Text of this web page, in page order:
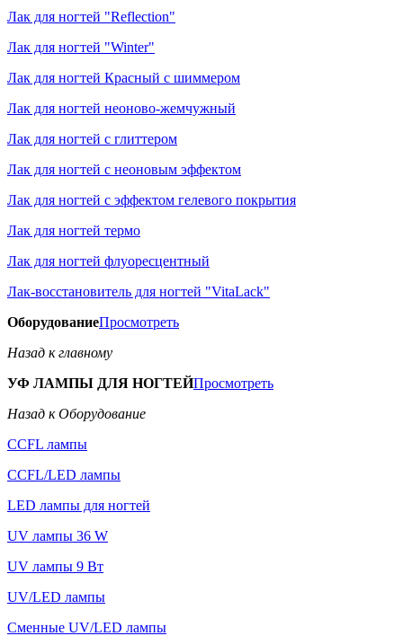
Лак для ногтей "Reflection"
Лак для ногтей "Winter"
Лак для ногтей Красный с шиммером
Лак для ногтей неоново-жемчужный
Лак для ногтей с глиттером
Лак для ногтей с неоновым эффектом
Лак для ногтей с эффектом гелевого покрытия
Лак для ногтей термо
Лак для ногтей флуоресцентный
Лак-восстановитель для ногтей "VitaLack"
ОборудованиеПросмотреть
Назад к главному
УФ ЛАМПЫ ДЛЯ НОГТЕЙПросмотреть
Назад к Оборудование
CCFL лампы
CCFL/LED лампы
LED лампы для ногтей
UV лампы 36 W
UV лампы 9 Вт
UV/LED лампы
Сменные UV/LED лампы